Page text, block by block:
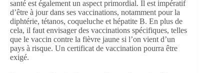
santé est également un aspect primordial. Il est impératif
d’être à jour dans ses vaccinations, notamment pour la
diphtérie, tétanos, coqueluche et hépatite B. En plus de
cela, il faut envisager des vaccinations spécifiques, telles
que le vaccin contre la fièvre jaune si l’on vient d’un
pays à risque. Un certificat de vaccination pourra être
exigé.